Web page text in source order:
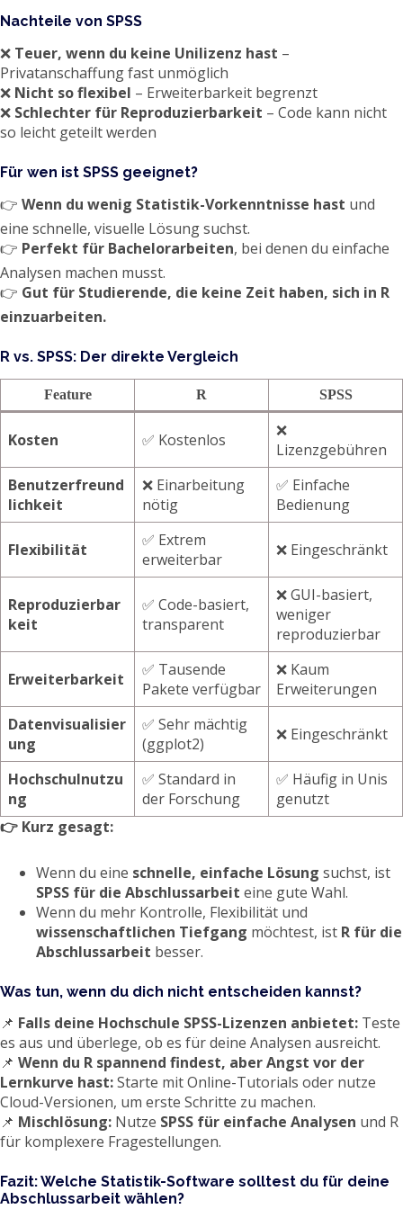
Nachteile von SPSS
❌ Teuer, wenn du keine Unilizenz hast –
Privatanschaffung fast unmöglich
❌ Nicht so flexibel – Erweiterbarkeit begrenzt
❌ Schlechter für Reproduzierbarkeit – Code kann nicht
so leicht geteilt werden
Für wen ist SPSS geeignet?
👉 Wenn du wenig Statistik-Vorkenntnisse hast und
eine schnelle, visuelle Lösung suchst.
👉 Perfekt für Bachelorarbeiten, bei denen du einfache
Analysen machen musst.
👉 Gut für Studierende, die keine Zeit haben, sich in R
einzuarbeiten.
R vs. SPSS: Der direkte Vergleich
Feature R SPSS
Kosten ✅ Kostenlos
❌
Lizenzgebühren
Benutzerfreund
lichkeit
❌ Einarbeitung
nötig
✅ Einfache
Bedienung
Flexibilität
✅ Extrem
erweiterbar
❌ Eingeschränkt
Reproduzierbar
keit
✅ Code-basiert,
transparent
❌ GUI-basiert,
weniger
reproduzierbar
Erweiterbarkeit
✅ Tausende
Pakete verfügbar
❌ Kaum
Erweiterungen
Datenvisualisier
ung
✅ Sehr mächtig
(ggplot2)
❌ Eingeschränkt
Hochschulnutzu
ng
✅ Standard in
der Forschung
✅ Häufig in Unis
genutzt
👉 Kurz gesagt:
Wenn du eine schnelle, einfache Lösung suchst, ist
SPSS für die Abschlussarbeit eine gute Wahl.
Wenn du mehr Kontrolle, Flexibilität und
wissenschaftlichen Tiefgang möchtest, ist R für die
Abschlussarbeit besser.
Was tun, wenn du dich nicht entscheiden kannst?
📌 Falls deine Hochschule SPSS-Lizenzen anbietet: Teste
es aus und überlege, ob es für deine Analysen ausreicht.
📌 Wenn du R spannend findest, aber Angst vor der
Lernkurve hast:Starte mit Online-Tutorials oder nutze
Cloud-Versionen, um erste Schritte zu machen.
📌 Mischlösung: Nutze SPSS für einfache Analysen und R
für komplexere Fragestellungen.
Fazit: Welche Statistik-Software solltest du für deine
Abschlussarbeit wählen?